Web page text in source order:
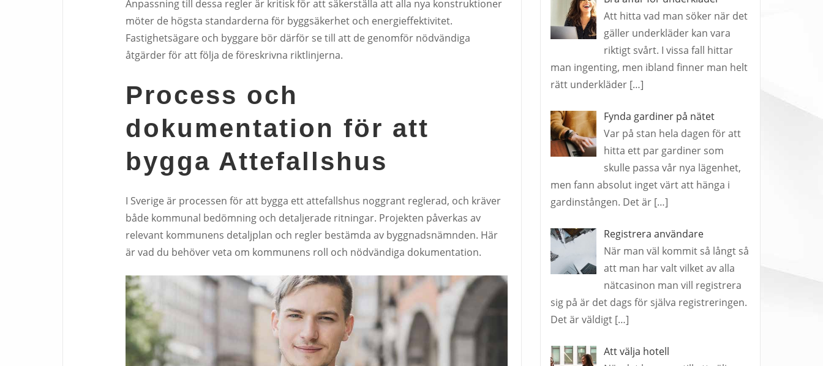
Anpassning till dessa regler är kritisk för att säkerställa att alla nya konstruktioner
möter de högsta standarderna för byggsäkerhet och energieffektivitet.
Fastighetsägare och byggare bör därför se till att de genomför nödvändiga
åtgärder för att följa de föreskrivna riktlinjerna.
Process och
dokumentation för att
bygga Attefallshus
I Sverige är processen för att bygga ett attefallshus noggrant reglerad, och kräver
både kommunal bedömning och detaljerade ritningar. Projekten påverkas av
relevant kommunens detaljplan och regler bestämda av byggnadsnämnden. Här
är vad du behöver veta om kommunens roll och nödvändiga dokumentation.
Att hitta vad man söker när det
gäller underkläder kan vara
riktigt svårt. I vissa fall hittar
man ingenting, men ibland finner man helt
rätt underkläder […]
Fynda gardiner på nätet
Var på stan hela dagen för att
hitta ett par gardiner som
skulle passa vår nya lägenhet,
men fann absolut inget värt att hänga i
gardinstången. Det är […]
Registrera användare
När man väl kommit så långt så
att man har valt vilket av alla
nätcasinon man vill registrera
sig på är det dags för själva registreringen.
Det är väldigt […]
Att välja hotell